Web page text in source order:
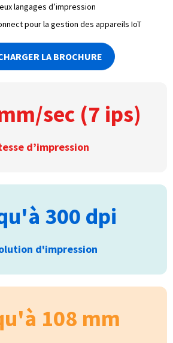
langages d’impression
pour la gestion des appareils IoT
LA BROCHURE
sec (7 ips)
d’impression
300 dpi
d'impression
108 mm